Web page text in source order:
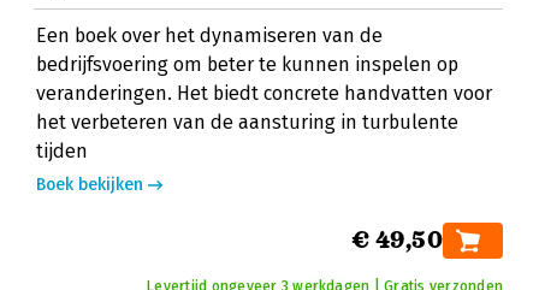
Een boek over het dynamiseren van de
bedrijfsvoering om beter te kunnen inspelen op
veranderingen. Het biedt concrete handvatten voor
het verbeteren van de aansturing in turbulente
tijden
Boek bekijken
€ 49,50
Levertijd ongeveer 3 werkdagen | Gratis verzonden